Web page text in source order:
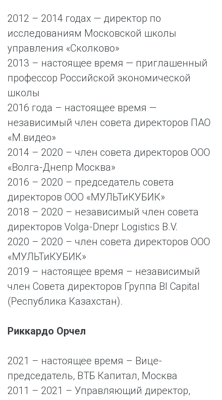
2012 – 2014 годах — директор по
исследованиям Московской школы
управления «Сколково»
2013 – настоящее время — приглашенный
профессор Российской экономической
школы
2016 года – настоящее время —
независимый член совета директоров ПАО
«М.видео»
2014 – 2020 – член совета директоров ООО
«Волга-Днепр Москва»
2016 – 2020 – председатель совета
директоров ООО «МУЛЬТиКУБИК»
2018 – 2020 – независимый член совета
директоров Volga-Dnepr Logistics B.V.
2020 – 2020 – член совета директоров ООО
«МУЛЬТиКУБИК»
2019 – настоящее время – независимый
член Совета директоров Группа BI Capital
(Республика Казахстан).
Риккардо Орчел
2021 – настоящее время – Вице-
председатель, ВТБ Капитал, Москва
2011 – 2021 – Управляющий директор,